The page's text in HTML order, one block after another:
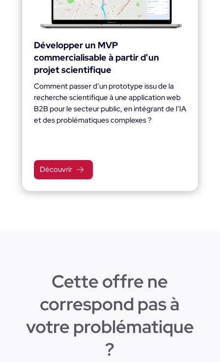
Développer un MVP
commercialisable à partir d’un
projet scientifique
Comment passer d’un prototype issu de la
recherche scientifique à une application web
B2B pour le secteur public, en intégrant de l’IA
et des problématiques complexes ?
Découvrir
Cette offre ne
correspond pas à
votre problématique
?